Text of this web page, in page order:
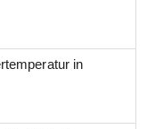
in